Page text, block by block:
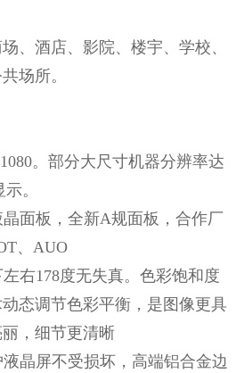
、酒店、影院、楼宇、学校、
场所。
。部分大尺寸机器分辨率达
。
面板，全新A规面板，合作厂
、AUO
右178度无失真。色彩饱和度
态调节色彩平衡，是图像更具
，细节更清晰
晶屏不受损坏，高端铝合金边